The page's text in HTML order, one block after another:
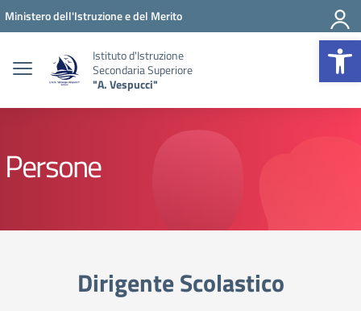
Vai ai contenuti
Vai al menu di navigazione
Vai al footer
Ministero dell'Istruzione e del Merito
Istituto d'Istruzione
Secondaria Superiore
"A. Vespucci"
Persone
Dirigente Scolastico